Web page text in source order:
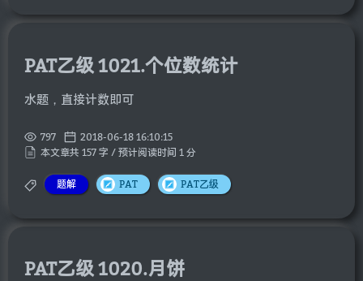
PAT乙级 1021.个位数统计
水题，直接计数即可
797
2018-06-18 16:10:15
本文章共 157 字 / 预计阅读时间 1 分
题解 PAT PAT乙级
PAT乙级 1020.月饼